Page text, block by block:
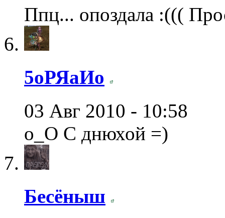
Ппц... опоздала :(((
5оРЯаИо
03 Авг 2010 - 10:58
о_О С днюхой =)
Бесёныш